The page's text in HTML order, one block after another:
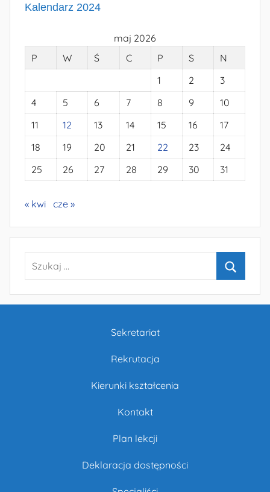
Kalendarz 2024
maj 2026
P
W Ś C P S
N
1
2
3
4
5 6 7 8 9
10
11
12 13 14 15 16
17
18
19 20 21 22 23
24
25
26 27 28 29 30 31
« kwi cze »
Szukaj:
Sekretariat
Rekrutacja
Kierunki kształcenia
Kontakt
Plan lekcji
Deklaracja dostępności